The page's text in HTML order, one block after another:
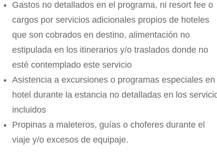
Gastos no detallados en el programa, ni resort fee o
cargos por servicios adicionales propios de hoteles
que son cobrados en destino, alimentación no
estipulada en los itinerarios y/o traslados donde no
esté contemplado este servicio
Asistencia a excursiones o programas especiales en
hotel durante la estancia no detalladas en los
incluidos
Propinas a maleteros, guías o choferes durante el
viaje y/o excesos de equipaje.